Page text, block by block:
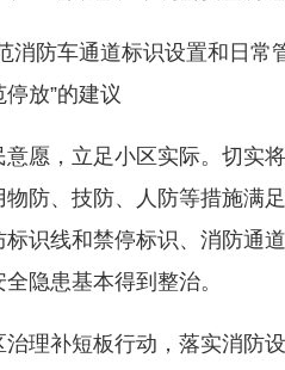
防车通道标识设置和日常
放”的建议
，立足小区实际。切实将
防、技防、人防等措施满
识线和禁停标识、消防通
隐患基本得到整治。
补短板行动，落实消防设